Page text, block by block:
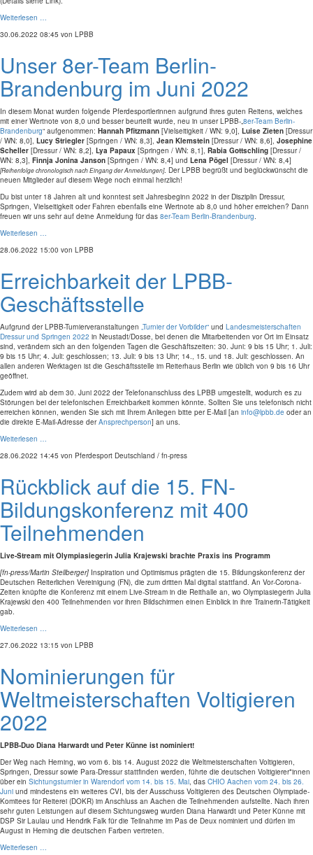
Weiterlesen …
30.06.2022 08:45 von LPBB
Unser 8er-Team Berlin-
Brandenburg im Juni 2022
In diesem Monat wurden folgende Pferdesportlerinnen aufgrund ihres guten Reitens, welches
mit einer Wertnote von 8,0 und besser beurteilt wurde, neu in unser LPBB-„8er-Team Berlin-
Brandenburg“ aufgenommen: Hannah Pfitzmann [Vielseitigkeit / WN: 9,0], Luise Zieten [Dressur
/ WN: 8,0], Lucy Striegler [Springen / WN: 8,3], Jean Klemstein [Dressur / WN: 8,6], Josephine
Scheller [Dressur / WN: 8,2], Lya Papaux [Springen / WN: 8,1], Rabia Gottschling [Dressur /
WN: 8,3], Finnja Jonina Janson [Springen / WN: 8,4] und Lena Pögel [Dressur / WN: 8,4]
[Reihenfolge chronologisch nach Eingang der Anmeldungen]. Der LPBB begrüßt und beglückwünscht die
neuen Mitglieder auf diesem Wege noch einmal herzlich!
Du bist unter 18 Jahren alt und konntest seit Jahresbeginn 2022 in der Disziplin Dressur,
Springen, Vielseitigkeit oder Fahren ebenfalls eine Wertnote ab 8,0 und höher erreichen? Dann
freuen wir uns sehr auf deine Anmeldung für das 8er-Team Berlin-Brandenburg.
Weiterlesen …
28.06.2022 15:00 von LPBB
Erreichbarkeit der LPBB-
Geschäftsstelle
Aufgrund der LPBB-Turnierveranstaltungen „Turnier der Vorbilder“ und Landesmeisterschaften
Dressur und Springen 2022 in Neustadt/Dosse, bei denen die Mitarbeitenden vor Ort im Einsatz
sind, verändern sich an den folgenden Tagen die Geschäftszeiten: 30. Juni: 9 bis 15 Uhr; 1. Juli:
9 bis 15 Uhr; 4. Juli: geschlossen; 13. Juli: 9 bis 13 Uhr; 14., 15. und 18. Juli: geschlossen. An
allen anderen Werktagen ist die Geschäftsstelle im Reiterhaus Berlin wie üblich von 9 bis 16 Uhr
geöffnet.
Zudem wird ab dem 30. Juni 2022 der Telefonanschluss des LPBB umgestellt, wodurch es zu
Störungen bei der telefonischen Erreichbarkeit kommen könnte. Sollten Sie uns telefonisch nicht
erreichen können, wenden Sie sich mit Ihrem Anliegen bitte per E-Mail [an info@lpbb.de oder an
die direkte E-Mail-Adresse derAnsprechperson] an uns.
Weiterlesen …
28.06.2022 14:45 von Pferdesport Deutschland / fn-press
Rückblick auf die 15. FN-
Bildungskonferenz mit 400
Teilnehmenden
Live-Stream mit Olympiasiegerin Julia Krajewski brachte Praxis ins Programm
[fn-press/Martin Stellberger] Inspiration und Optimismus prägten die 15. Bildungskonferenz der
Deutschen Reiterlichen Vereinigung (FN), die zum dritten Mal digital stattfand. An Vor-Corona-
Zeiten knüpfte die Konferenz mit einem Live-Stream in die Reithalle an, wo Olympiasiegerin Julia
Krajewski den 400 Teilnehmenden vor ihren Bildschirmen einen Einblick in ihre Trainerin-Tätigkeit
gab.
Weiterlesen …
27.06.2022 13:15 von LPBB
Nominierungen für
Weltmeisterschaften Voltigieren
2022
LPBB-Duo Diana Harwardt und Peter Künne ist nominiert!
Der Weg nach Herning, wo vom 6. bis 14. August 2022 die Weltmeisterschaften Voltigieren,
Springen, Dressur sowie Para-Dressur stattfinden werden, führte die deutschen Voltigierer*innen
über ein Sichtungsturnier in Warendorf vom 14. bis 15. Mai, das CHIO Aachen vom 24. bis 26.
Juni und mindestens ein weiteres CVI, bis der Ausschuss Voltigieren des Deutschen Olympiade-
Komitees für Reiterei (DOKR) im Anschluss an Aachen die Teilnehmenden aufstellte. Nach ihren
sehr guten Leistungen auf diesem Sichtungsweg wurden Diana Harwardt und Peter Künne mit
DSP Sir Laulau und Hendrik Falk für die Teilnahme im Pas de Deux nominiert und dürfen im
August in Herning die deutschen Farben vertreten.
Weiterlesen …